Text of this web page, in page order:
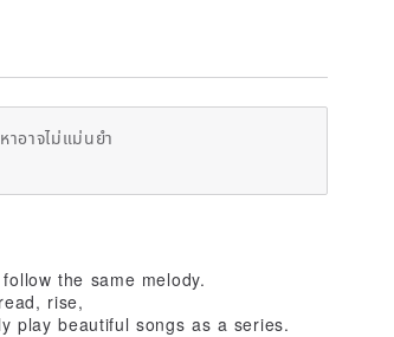
อาจไม่แม่นยำ
the same melody.
rise,
play beautiful songs as a series.